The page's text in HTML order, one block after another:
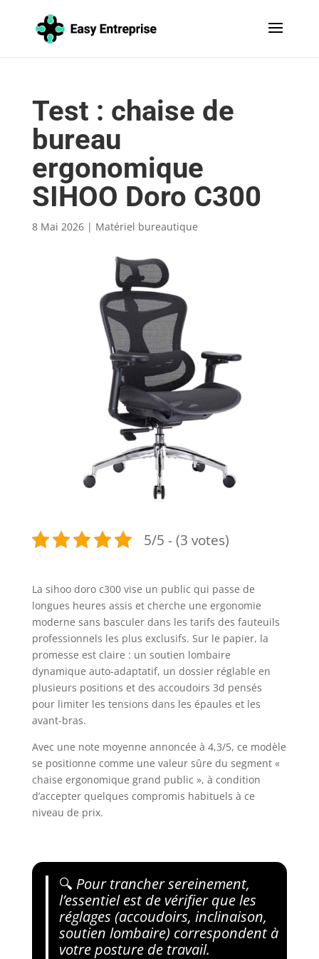
Test : chaise de
bureau
ergonomique
SIHOO Doro C300
8 Mai 2026| Matériel bureautique
5/5 - (3 votes)
La sihoo doro c300 vise un public qui passe de
longues heures assis et cherche une ergonomie
moderne sans basculer dans les tarifs des fauteuils
professionnels les plus exclusifs. Sur le papier, la
promesse est claire : un soutien lombaire
dynamique auto-adaptatif, un dossier réglable en
plusieurs positions et des accoudoirs 3d pensés
pour limiter les tensions dans les épaules et les
avant-bras.
Avec une note moyenne annoncée à 4,3/5, ce modèle
se positionne comme une valeur sûre du segment «
chaise ergonomique grand public », à condition
d’accepter quelques compromis habituels à ce
niveau de prix.
🔍 Pour trancher sereinement,
l’essentiel est de vérifier que les
réglages (accoudoirs, inclinaison,
soutien lombaire) correspondent à
votre posture de travail.